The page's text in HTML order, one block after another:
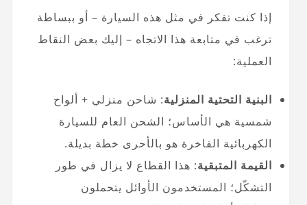
إذا كنت تفكر في مثل هذه السيارة – أو ببساطة
ترغب في متابعة هذا الاتجاه – إليك بعض النقاط
العملية:
البنية التحتية المنزلية: شاحن منزلي + ألواح
شمسية هي الأساس؛ الشحن العام للسيارة
الكهربائية الفاخرة هو بالأحرى خطة بديلة.
القيمة المتبقية: هذا القطاع لا يزال في طور
التشكّل؛ المستخدمون الأوائل يتحملون